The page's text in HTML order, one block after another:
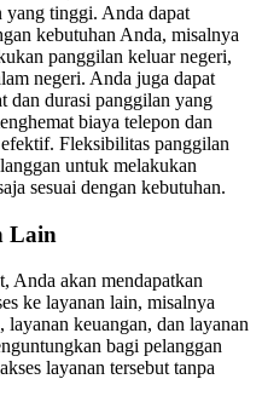
yang tinggi. Anda dapat
kebutuhan Anda, misalnya
panggilan keluar negeri,
negeri. Anda juga dapat
dan durasi panggilan yang
biaya telepon dan
Fleksibilitas panggilan
untuk melakukan
sesuai dengan kebutuhan.
Lain
Anda akan mendapatkan
ke layanan lain, misalnya
layanan keuangan, dan layanan
bagi pelanggan
layanan tersebut tanpa